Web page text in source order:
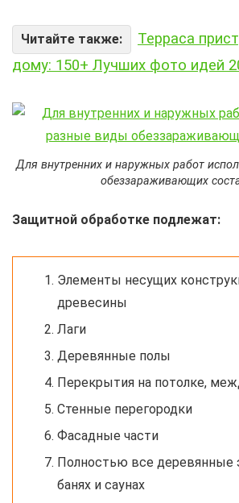
Читайте также:
Терраса
дому: 150+ Лучших фото идей
Для внутренних и наружных работ
обеззараживающих
Защитной обработке подлежат:
Элементы несущих
древесины
Лаги
Деревянные полы
Перекрытия на потолке,
Стенные перегородки
Фасадные части
Полностью все деревянные
банях и саунах